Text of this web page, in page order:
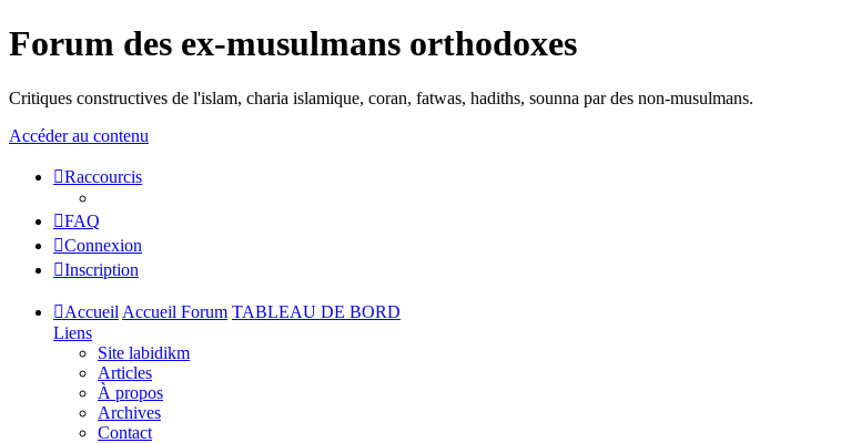
Forum des ex-musulmans orthodoxes
Critiques constructives de l'islam, charia islamique, coran, fatwas, hadiths, sounna par des non-musulmans.
Accéder au contenu
Raccourcis
FAQ
Connexion
Inscription
Accueil Accueil Forum TABLEAU DE BORD
Liens
Site labidikm
Articles
À propos
Archives
Contact